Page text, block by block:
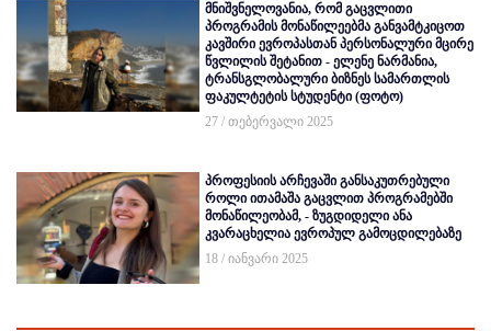
მნიშვნელოვანია, რომ გაცვლითი
პროგრამის მონაწილეებმა განვამტკიცოთ
კავშირი ევროპასთან პერსონალური მცირე
წვლილის შეტანით - ელენე ნარმანია,
ტრანსგლობალური ბიზნეს სამართლის
ფაკულტეტის სტუდენტი (ფოტო)
27 / თებერვალი 2025
პროფესიის არჩევაში განსაკუთრებული
როლი ითამაშა გაცვლით პროგრამებში
მონაწილეობამ, - ზუგდიდელი ანა
კვარაცხელია ევროპულ გამოცდილებაზე
18 / იანვარი 2025